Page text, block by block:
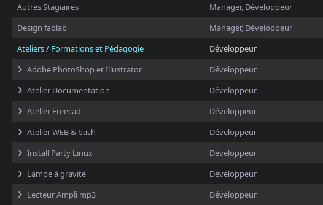
Autres Stagiaires
Manager, Développeur
Design fablab
Manager, Développeur
Ateliers / Formations et Pédagogie
Développeur
Adobe PhotoShop et Illustrator
Développeur
Atelier Documentation
Développeur
Atelier Freecad
Développeur
Atelier WEB & bash
Développeur
Install Party Linux
Développeur
Lampe à gravité
Développeur
Lecteur Ampli mp3
Développeur